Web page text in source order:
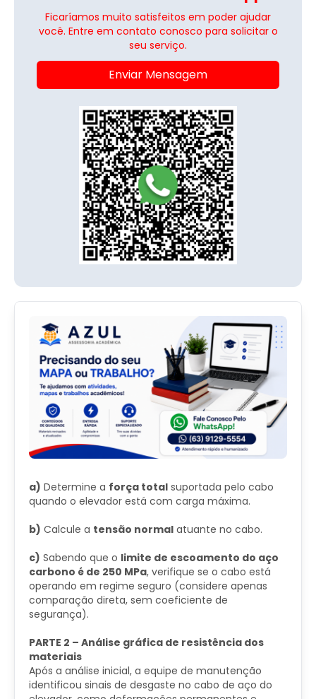
Ficaríamos muito satisfeitos em poder ajudar
você. Entre em contato conosco para solicitar o
seu serviço.
Enviar Mensagem
a) Determine a força total suportada pelo cabo
quando o elevador está com carga máxima.
b) Calcule a tensão normal atuante no cabo.
c) Sabendo que o limite de escoamento do aço
carbono é de 250 MPa, verifique se o cabo está
operando em regime seguro (considere apenas
comparação direta, sem coeficiente de
segurança).
PARTE 2 – Análise gráfica de resistência dos
materiais
Após a análise inicial, a equipe de manutenção
identificou sinais de desgaste no cabo de aço do